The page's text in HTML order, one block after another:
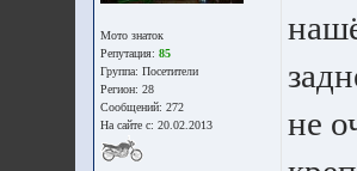
Мото знаток
Репутация: 85
Группа: Посетители
Регион: 28
Сообщений: 272
На сайте с: 20.02.2013
не